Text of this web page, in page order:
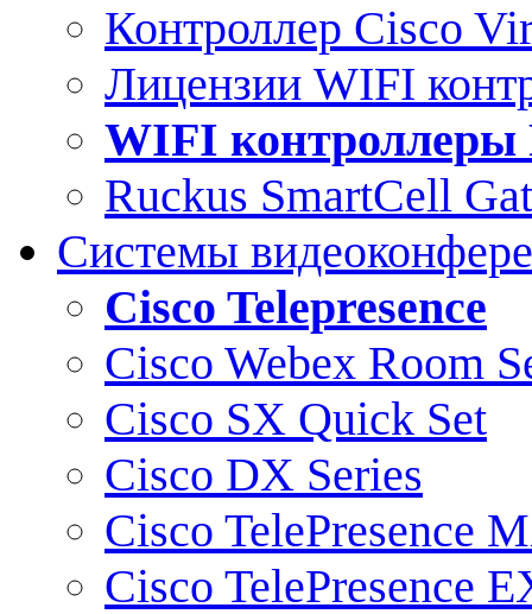
Контроллер Cisco
Лицензии WIFI
WIFI контроллеры
Ruckus SmartCell
Системы
Cisco Telepresence
Cisco Webex Room
Cisco SX Quick Set
Cisco DX Series
Cisco TelePresence
Cisco TelePresence